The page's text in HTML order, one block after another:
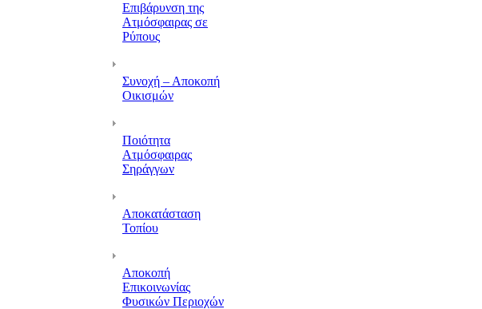
Επιβάρυνση της
Ατμόσφαιρας σε
Ρύπους
Συνοχή – Αποκοπή
Οικισμών
Ποιότητα
Ατμόσφαιρας
Σηράγγων
Αποκατάσταση
Τοπίου
Αποκοπή
Επικοινωνίας
Φυσικών Περιοχών